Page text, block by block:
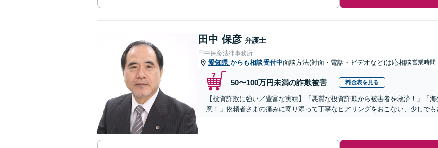
田中 保彦 弁護士
田中保彦法律事務所
愛知県 からも相談受付中面談方法(対面・電話・ビデオなど)は応相談営業時間
50〜100万円未満の詐欺被害 料金表を見る
【投資詐欺に強い／豊富な実績】「悪質な投資詐欺から被害者を救済！」「
意！」依頼者さまの痛みに寄り添って丁寧なヒアリングをおこない、少しで